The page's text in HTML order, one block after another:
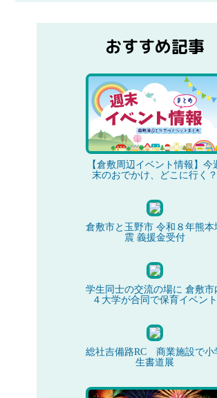
おすすめ記事
【倉敷周辺イベント情報】今
末のおでかけ、どこに行く？
倉敷市と玉野市 令和８年熊本
震 義援金受付
学生同士の交流の場に 倉敷市
４大学が合同で保育イベント
総社吉備路RC 商業施設で小
生書道展